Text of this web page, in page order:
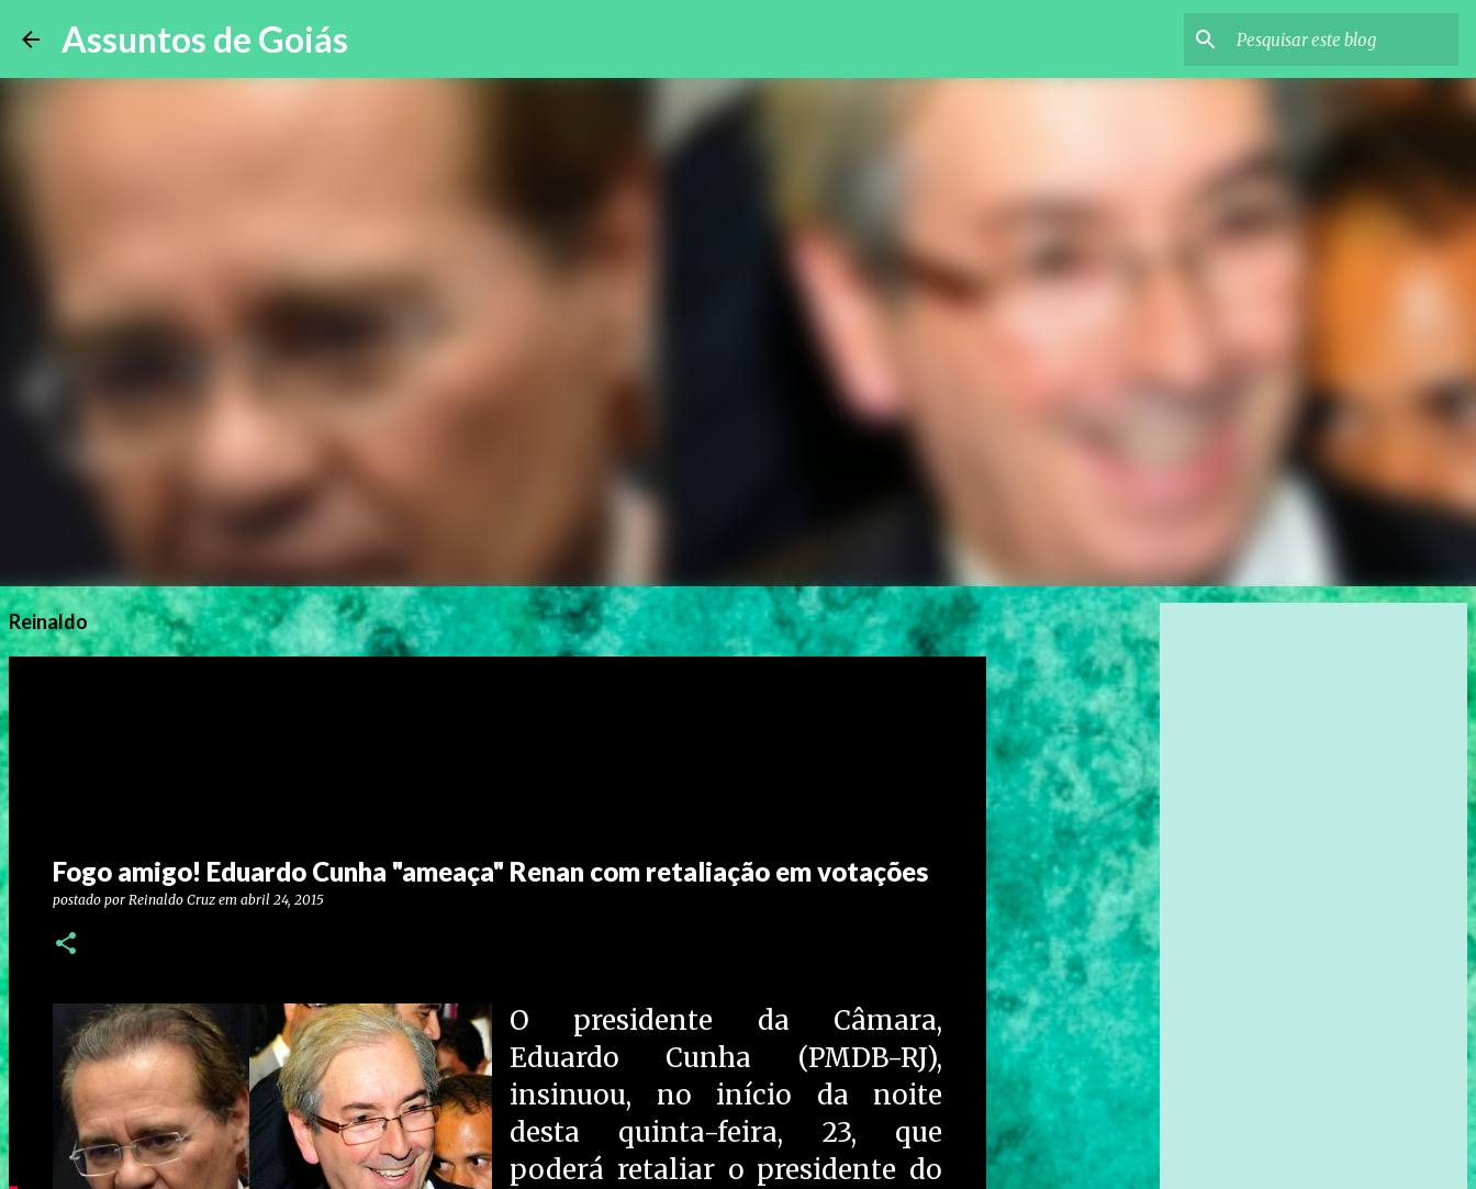
Assuntos de Goiás
Reinaldo
Fogo amigo! Eduardo Cunha "ameaça" Renan com retaliação em votações
postado por Reinaldo Cruz em abril 24, 2015
O presidente da Câmara,
Eduardo Cunha (PMDB-RJ),
insinuou, no início da noite
desta quinta-feira, 23, que
poderá retaliar o presidente do